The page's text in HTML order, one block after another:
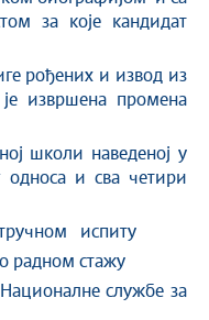
за које кандидат
и извод из
извршена промена
наведеној у
односа и сва четири
испиту
стажу
службе за